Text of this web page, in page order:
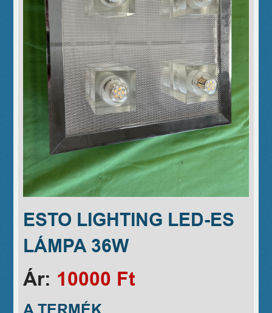
ESTO LIGHTING LED-ES
LÁMPA 36W
Ár: 10000 Ft